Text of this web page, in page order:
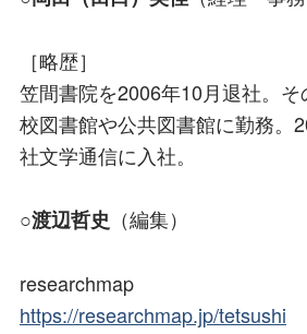
［略歴］
笠間書院を2006年10月退社。
校図書館や公共図書館に勤務。
社文学通信に入社。
○渡辺哲史 （編集）
researchmap
https://researchmap.jp/tetsushi